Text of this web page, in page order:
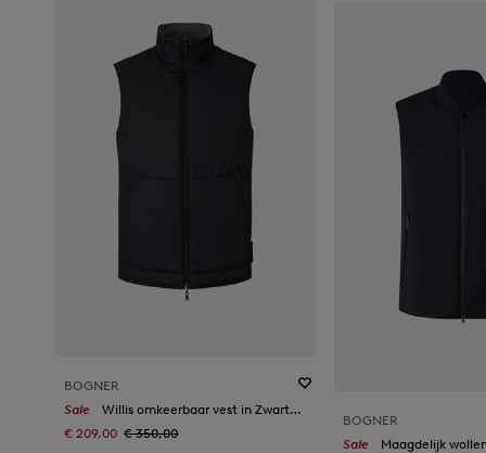
BOGNER
Sale
Willis omkeerbaar vest in Zwart/grijs
€ 209,00 € 350,00
BOGNER
Sale
Maagdelijk wollen